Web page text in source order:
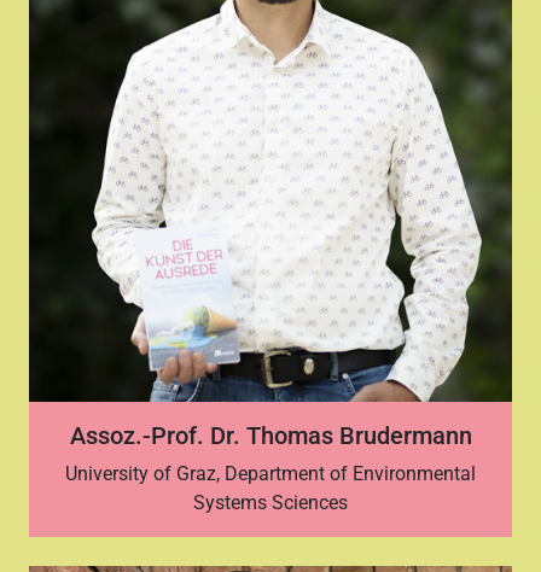
Assoz.-Prof. Dr. Thomas Brudermann
University of Graz, Department of Environmental
Systems Sciences